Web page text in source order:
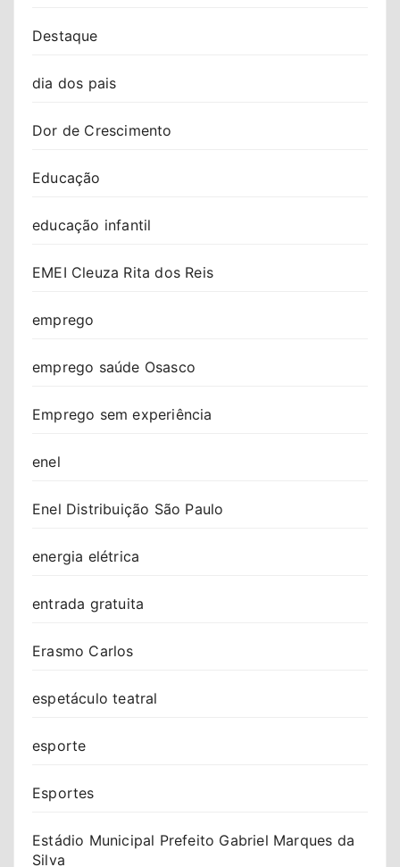
Destaque
dia dos pais
Dor de Crescimento
Educação
educação infantil
EMEI Cleuza Rita dos Reis
emprego
emprego saúde Osasco
Emprego sem experiência
enel
Enel Distribuição São Paulo
energia elétrica
entrada gratuita
Erasmo Carlos
espetáculo teatral
esporte
Esportes
Estádio Municipal Prefeito Gabriel Marques da
Silva